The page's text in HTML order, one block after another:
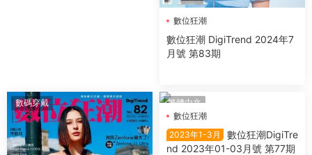
數位狂潮
數位狂潮 DigiTrend 2024年7
月號 第83期
數碼穿戴
繁體中文
數位狂潮
2023年1-3月
數位狂潮DigiTre
nd 2023年01-03月號 第77期